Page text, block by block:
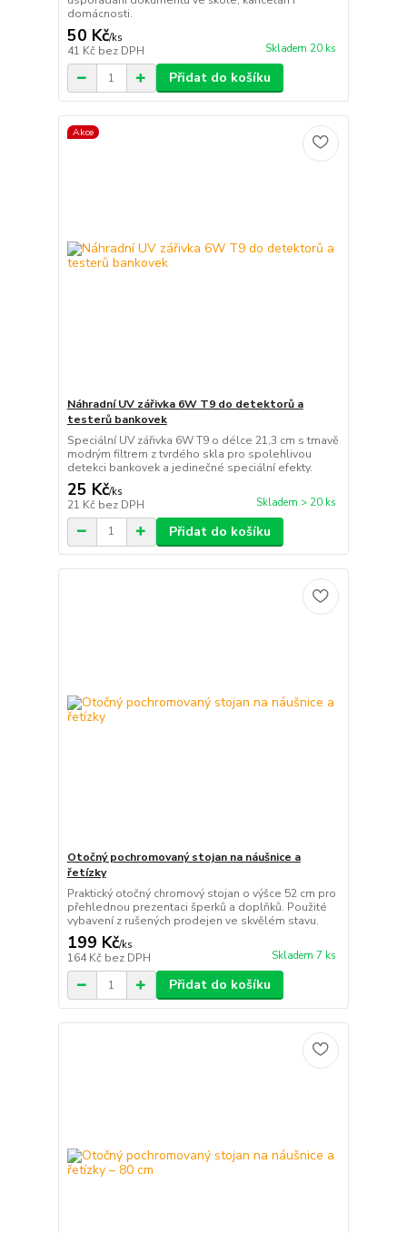
domácnosti.
50 Kč/ks
41 Kč bez DPH Skladem 20 ks
Přidat do košíku
Akce
Náhradní UV zářivka 6W T9 do detektorů a
testerů bankovek
Speciální UV zářivka 6W T9 o délce 21,3 cm s tmavě
modrým filtrem z tvrdého skla pro spolehlivou
detekci bankovek a jedinečné speciální efekty.
25 Kč/ks
21 Kč bez DPH Skladem > 20 ks
Přidat do košíku
Otočný pochromovaný stojan na náušnice a
řetízky
Praktický otočný chromový stojan o výšce 52 cm pro
přehlednou prezentaci šperků a doplňků. Použité
vybavení z rušených prodejen ve skvělém stavu.
199 Kč/ks
164 Kč bez DPH Skladem 7 ks
Přidat do košíku